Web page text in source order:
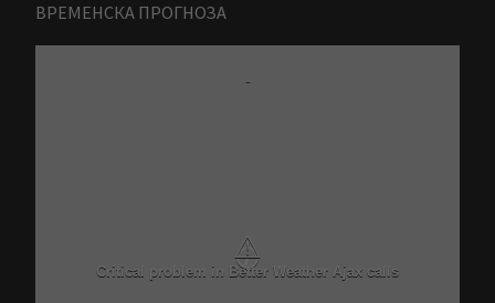
ВРЕМЕНСКА ПРОГНОЗА
-
⚠
Critical problem in Better Weather Ajax calls